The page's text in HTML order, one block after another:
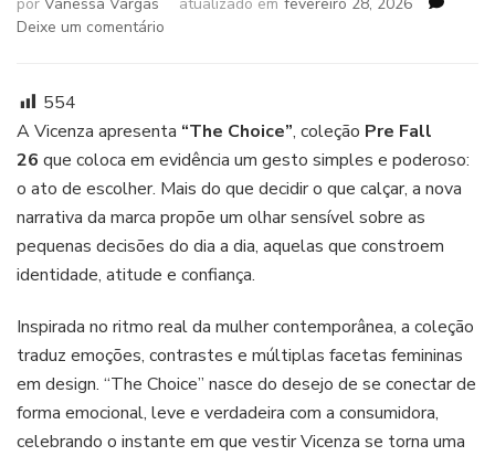
Deixe um comentário
apresenta
“The
Choice”
554
A Vicenza apresenta “The Choice”, coleção Pre Fall
26 que coloca em evidência um gesto simples e poderoso:
o ato de escolher. Mais do que decidir o que calçar, a nova
narrativa da marca propõe um olhar sensível sobre as
pequenas decisões do dia a dia, aquelas que constroem
identidade, atitude e confiança.
Inspirada no ritmo real da mulher contemporânea, a coleção
traduz emoções, contrastes e múltiplas facetas femininas
em design. “The Choice” nasce do desejo de se conectar de
forma emocional, leve e verdadeira com a consumidora,
celebrando o instante em que vestir Vicenza se torna uma